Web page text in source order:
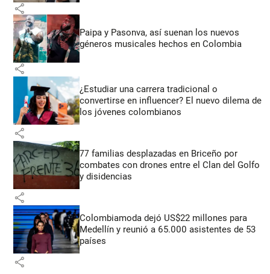
share
Paipa y Pasonva, así suenan los nuevos
géneros musicales hechos en Colombia
share
¿Estudiar una carrera tradicional o
convertirse en influencer? El nuevo dilema de
los jóvenes colombianos
share
77 familias desplazadas en Briceño por
combates con drones entre el Clan del Golfo
y disidencias
share
Colombiamoda dejó US$22 millones para
Medellín y reunió a 65.000 asistentes de 53
países
share